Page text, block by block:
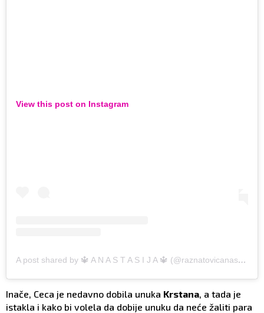
View this post on Instagram
A post shared by 🔱 A N A S T A S I J A 🔱 (@raznatovicanastasija)
Inače, Ceca je nedavno dobila unuka Krstana, a tada je
istakla i kako bi volela da dobije unuku da neće žaliti para